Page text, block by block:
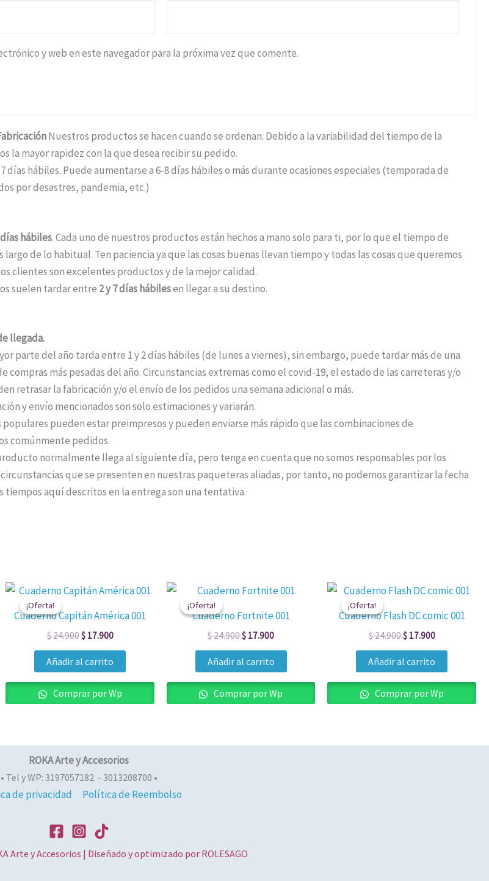
y web en este navegador para la próxima vez que comente.
Nuestros productos se hacen cuando se ordenan. Debido a la variabilidad del tiempo de la
la mayor rapidez con la que desea recibir su pedido.
días hábiles. Puede aumentarse a 6-8 días hábiles o más durante ocasiones especiales (temporada de
por desastres, pandemia, etc.)
días hábiles. Cada uno de nuestros productos están hechos a mano solo para ti, por lo que el tiempo de
largo de lo habitual. Ten paciencia ya que las cosas buenas llevan tiempo y todas las cosas que queremos
clientes son excelentes productos y de la mejor calidad.
suelen tardar entre 2 y 7 días hábilesen llegar a su destino.
llegada.
parte del año tarda entre 1 y 2 días hábiles (de lunes a viernes), sin embargo, puede tardar más de una
compras más pesadas del año. Circunstancias extremas como el covid-19, el estado de las carreteras y/o
retrasar la fabricación y/o el envío de los pedidos una semana adicional o más.
y envío mencionados son solo estimaciones y variarán.
pueden estar preimpresos y pueden enviarse más rápido que las combinaciones de
comúnmente pedidos.
normalmente llega al siguiente día, pero tenga en cuenta que no somos responsables por los
que se presenten en nuestras paqueteras aliadas, por tanto, no podemos garantizar la fecha
tiempos aquí descritos en la entrega son una tentativa.
¡Oferta!
¡Oferta!
Cuaderno Capitán América 001
$24.900
El
original
era:
$ 24.900.
$17.900
El
actual
es:
$ 17.900.
Añadir al carrito
Comprar por Wp
¡Oferta!
¡Oferta!
Cuaderno Fortnite 001
$24.900
El
original
era:
$ 24.900.
$ 17.900
El
actual
es:
$ 17.900.
Añadir al carrito
Comprar por Wp
¡Oferta!
¡Oferta!
Cuaderno Flash DC comic 001
$24.900
El
original
era:
$ 24.900.
$17.900
El
actual
es:
$ 17.900.
Añadir al carrito
Comprar por Wp
ROKA Arte y Accesorios
• Tel y WP: 3197057182 - 3013208700 •
de privacidad Política de Reembolso
Arte y Accesorios | Diseñado y optimizado por ROLESAGO